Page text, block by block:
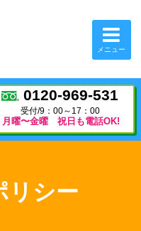
閉じる
0120-969-531
受付/9：00～17：00
月曜〜金曜 祝日も電話OK!
メニュー
0120-969-531
受付/9：00～17：00
月曜〜金曜 祝日も電話OK!
リシー